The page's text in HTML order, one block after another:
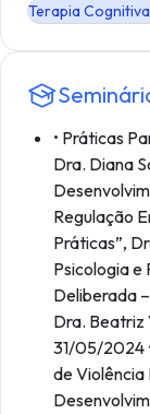
Terapia
• Práticas
Dra. Diana
Regulação
Práticas”,
Psicologia e
Deliberada
Dra. Beatriz
31/05/2024
de Violência